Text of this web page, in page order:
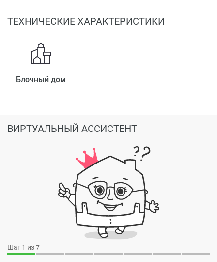
ТЕХНИЧЕСКИЕ ХАРАКТЕРИСТИКИ
Блочный дом
Шаг 1 из 7
ВИРТУАЛЬНЫЙ АССИСТЕНТ